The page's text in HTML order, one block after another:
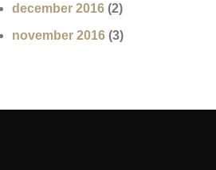
december 2016 (2)
november 2016 (3)